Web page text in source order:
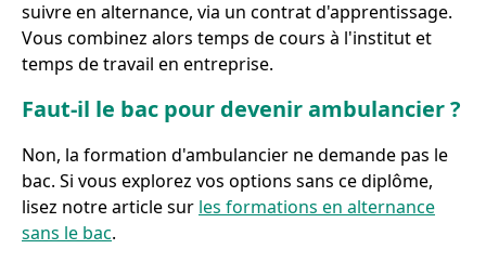
suivre en alternance, via un contrat d'apprentissage.
Vous combinez alors temps de cours à l'institut et
temps de travail en entreprise.
Faut-il le bac pour devenir ambulancier ?
Non, la formation d'ambulancier ne demande pas le
bac. Si vous explorez vos options sans ce diplôme,
lisez notre article sur les formations en alternance
sans le bac.